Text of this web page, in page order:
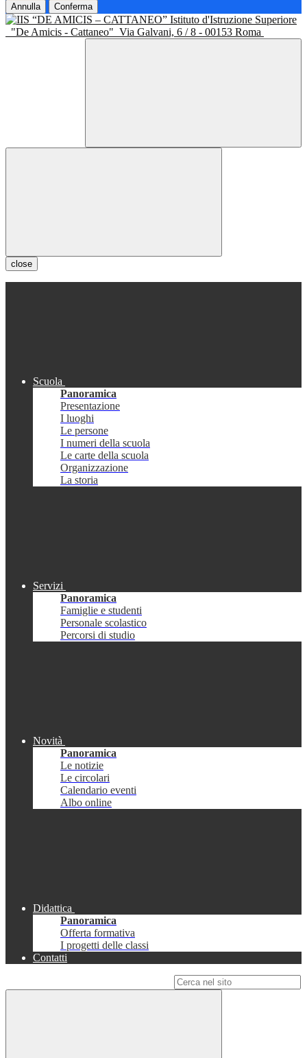
Annulla Conferma
Istituto d'Istruzione Superiore
"De Amicis - Cattaneo" Via Galvani, 6 / 8 - 00153 Roma
close
Scuola
Panoramica
Presentazione
I luoghi
Le persone
I numeri della scuola
Le carte della scuola
Organizzazione
La storia
Servizi
Panoramica
Famiglie e studenti
Personale scolastico
Percorsi di studio
Novità
Panoramica
Le notizie
Le circolari
Calendario eventi
Albo online
Didattica
Panoramica
Offerta formativa
I progetti delle classi
Contatti